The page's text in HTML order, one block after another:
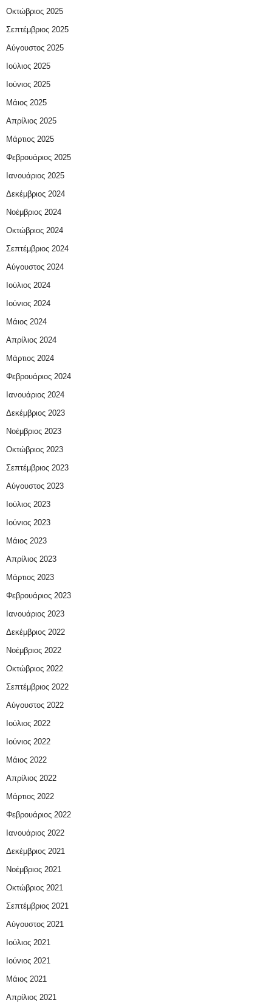
Οκτώβριος 2025
Σεπτέμβριος 2025
Αύγουστος 2025
Ιούλιος 2025
Ιούνιος 2025
Μάιος 2025
Απρίλιος 2025
Μάρτιος 2025
Φεβρουάριος 2025
Ιανουάριος 2025
Δεκέμβριος 2024
Νοέμβριος 2024
Οκτώβριος 2024
Σεπτέμβριος 2024
Αύγουστος 2024
Ιούλιος 2024
Ιούνιος 2024
Μάιος 2024
Απρίλιος 2024
Μάρτιος 2024
Φεβρουάριος 2024
Ιανουάριος 2024
Δεκέμβριος 2023
Νοέμβριος 2023
Οκτώβριος 2023
Σεπτέμβριος 2023
Αύγουστος 2023
Ιούλιος 2023
Ιούνιος 2023
Μάιος 2023
Απρίλιος 2023
Μάρτιος 2023
Φεβρουάριος 2023
Ιανουάριος 2023
Δεκέμβριος 2022
Νοέμβριος 2022
Οκτώβριος 2022
Σεπτέμβριος 2022
Αύγουστος 2022
Ιούλιος 2022
Ιούνιος 2022
Μάιος 2022
Απρίλιος 2022
Μάρτιος 2022
Φεβρουάριος 2022
Ιανουάριος 2022
Δεκέμβριος 2021
Νοέμβριος 2021
Οκτώβριος 2021
Σεπτέμβριος 2021
Αύγουστος 2021
Ιούλιος 2021
Ιούνιος 2021
Μάιος 2021
Απρίλιος 2021